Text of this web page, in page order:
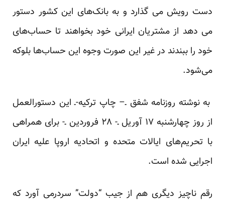
دست رویش می گذارد و به بانک‌های این کشور دستور
می دهد از مشتریان ایرانی خود بخواهند تا حساب‌های
خود را ببندند در غیر این صورت وجوه این حساب‌ها بلوکه
می‌شود.
به نوشته روزنامه شفق ـ– چاپ ترکیه-ـ این دستورالعمل
از روز چهارشنبه ۱۷ آوریل ـ- ۲۸ فروردین ـ- برای همراهی
با تحریم‌های ایالات متحده و اتحادیه اروپا علیه ایران
اجرایی شده است.
رقم ناچیز دیگری هم از جیب “دولت” سردرمی آورد که